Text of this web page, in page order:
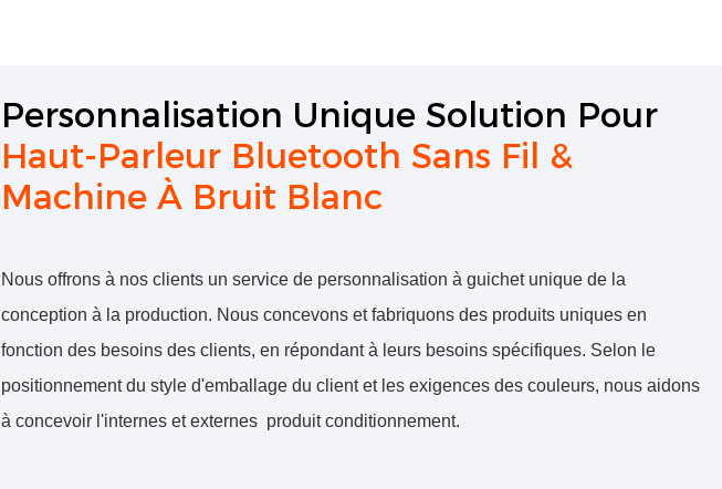
Personnalisation UniqueSolution Pour
Haut-Parleur Bluetooth Sans Fil &
Machine À Bruit Blanc
Nous offrons à nos clients un service de personnalisation à guichet unique de la
conception à la production. Nous concevons et fabriquons des produits uniques en
fonction des besoins des clients, en répondant à leurs besoins spécifiques. Selon le
positionnement du style d'emballage du client et les exigences des couleurs, nous aidons
à concevoir l'internes et externes produitconditionnement.